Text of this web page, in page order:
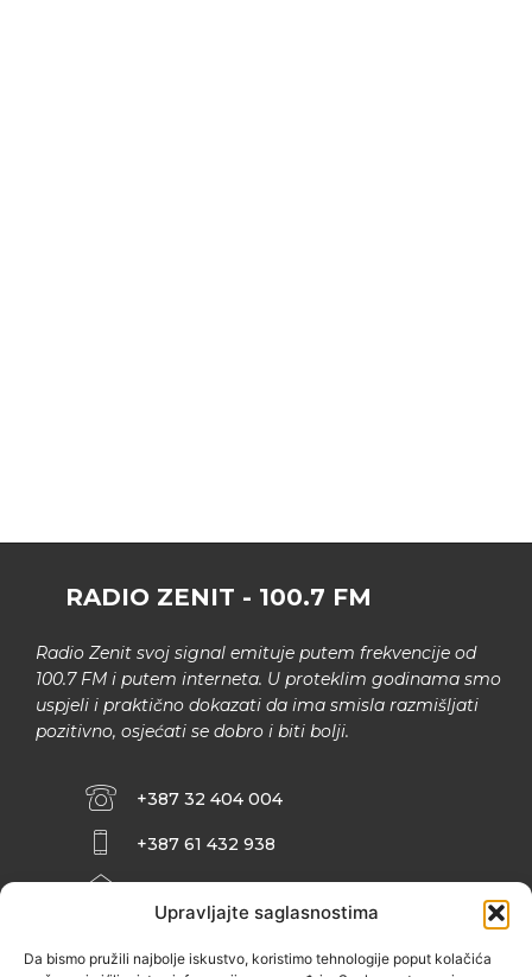
Upravljajte saglasnostima
Da bismo pružili najbolje iskustvo, koristimo tehnologije poput kolačića
RADIO ZENIT - 100.7 FM
Radio Zenit svoj signal emituje putem frekvencije od
100.7 FM i putem interneta. U proteklim godinama smo
uspjeli i praktično dokazati da ima smisla razmišljati
pozitivno, osjećati se dobro i biti bolji.
+387 32 404 004
+387 61 432 938
ZENIČANKA, 3. SPRAT), 72000 ZENICA